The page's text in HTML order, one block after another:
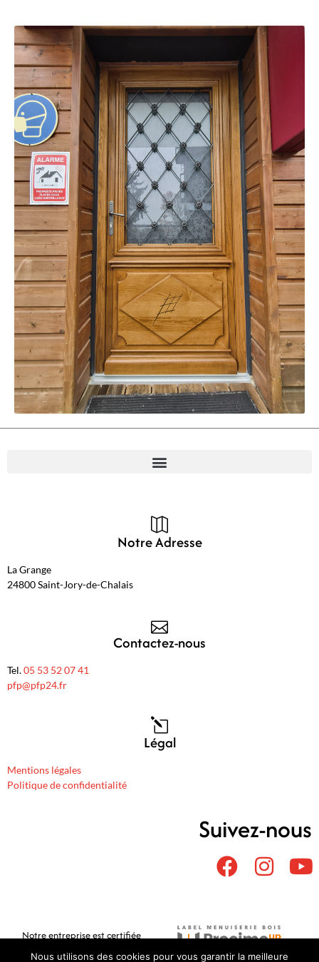
Notre Adresse
La Grange
24800 Saint-Jory-de-Chalais
Contactez-nous
Tel.05 53 52 07 41
pfp@pfp24.fr
Légal
Mentions légales
Politique de confidentialité
Suivez-nous
Notre entreprise est certifiée
Nous utilisons des cookies pour vous garantir la meilleure